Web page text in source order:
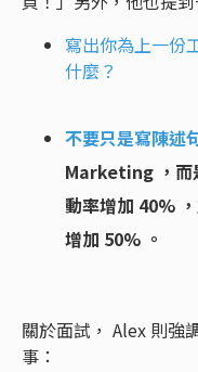
寫出你為上一份
什麼？
不要只是寫陳述
Marketing ，而
動率增加 40%
增加 50% 。
關於面試， Alex 則強
事：